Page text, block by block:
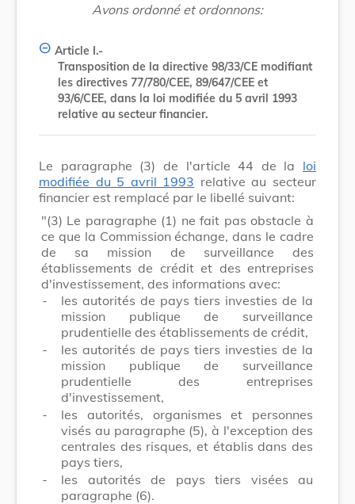
Avons ordonné et ordonnons:
Article I.-
Transposition de la directive 98/33/CE modifiant
les directives 77/780/CEE, 89/647/CEE et
93/6/CEE, dans la loi modifiée du 5 avril 1993
relative au secteur financier.
Le paragraphe (3) de l'article 44 de la loi
modifiée du 5 avril 1993 relative au secteur
financier est remplacé par le libellé suivant:
"(3) Le paragraphe (1) ne fait pas obstacle à
ce que la Commission échange, dans le cadre
de sa mission de surveillance des
établissements de crédit et des entreprises
d'investissement, des informations avec:
-
les autorités de pays tiers investies de la
mission publique de surveillance
prudentielle des établissements de crédit,
-
les autorités de pays tiers investies de la
mission publique de surveillance
prudentielle des entreprises
d'investissement,
-
les autorités, organismes et personnes
visés au paragraphe (5), à l'exception des
centrales des risques, et établis dans des
pays tiers,
-
les autorités de pays tiers visées au
paragraphe (6).